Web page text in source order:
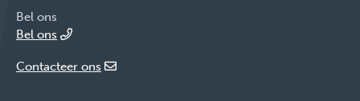
Bel ons
Bel ons
Contacteer ons